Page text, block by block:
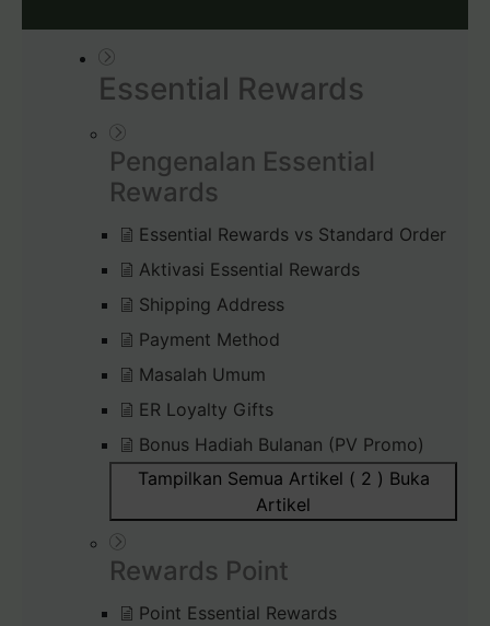
Essential Rewards
Pengenalan Essential
Rewards
Essential Rewards vs Standard Order
Aktivasi Essential Rewards
Shipping Address
Payment Method
Masalah Umum
ER Loyalty Gifts
Bonus Hadiah Bulanan (PV Promo)
Tampilkan Semua Artikel ( 2 ) Buka
Artikel
Rewards Point
Point Essential Rewards